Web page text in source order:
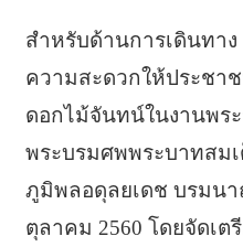
สำหรับด้านการเดินทาง
ความสะดวกให้ประชา
ดอกไม้จันทน์ในงานพร
พระบรมศพพระบาทสม
ภูมิพลอดุลยเดช บรมน
ตุลาคม 2560 โดยจัดเต